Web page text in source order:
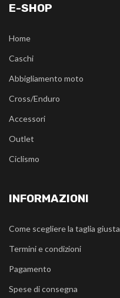
E-SHOP
Home
Caschi
Abbigliamento moto
Cross/Enduro
Accessori
Outlet
Ciclismo
INFORMAZIONI
Come scegliere la taglia giusta
Termini e condizioni
Pagamento
Spese di consegna